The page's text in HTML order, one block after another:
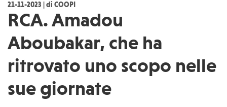
21-11-2023 | di COOPI
RCA. Amadou
Aboubakar, che ha
ritrovato uno scopo nelle
sue giornate